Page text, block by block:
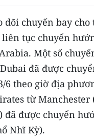
DÂN
TUẦN
THÁNG
dõi chuyến bay cho
liên tục chuyển
Một số
đã được
6 theo giờ địa
từ Manchester
đã được chuyển
Nhĩ Kỳ).